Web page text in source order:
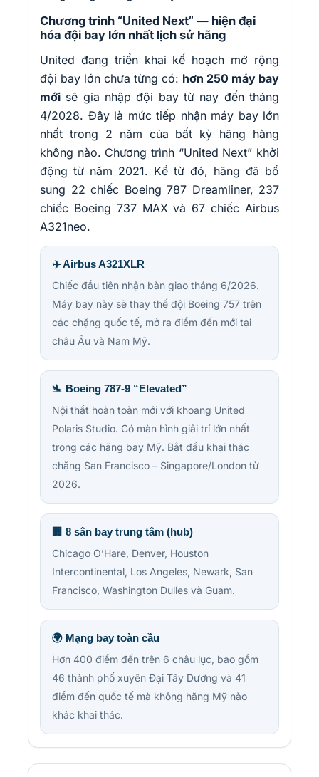
Chương trình “United Next” — hiện đại
hóa đội bay lớn nhất lịch sử hãng
United đang triển khai kế hoạch mở rộng
đội bay lớn chưa từng có: hơn 250 máy bay
mới sẽ gia nhập đội bay từ nay đến tháng
4/2028. Đây là mức tiếp nhận máy bay lớn
nhất trong 2 năm của bất kỳ hãng hàng
không nào. Chương trình “United Next” khởi
động từ năm 2021. Kể từ đó, hãng đã bổ
sung 22 chiếc Boeing 787 Dreamliner, 237
chiếc Boeing 737 MAX và 67 chiếc Airbus
A321neo.
✈️ Airbus A321XLR
Chiếc đầu tiên nhận bàn giao tháng 6/2026.
Máy bay này sẽ thay thế đội Boeing 757 trên
các chặng quốc tế, mở ra điểm đến mới tại
châu Âu và Nam Mỹ.
🛬 Boeing 787-9 “Elevated”
Nội thất hoàn toàn mới với khoang United
Polaris Studio. Có màn hình giải trí lớn nhất
trong các hãng bay Mỹ. Bắt đầu khai thác
chặng San Francisco – Singapore/London từ
2026.
🏢 8 sân bay trung tâm (hub)
Chicago O’Hare, Denver, Houston
Intercontinental, Los Angeles, Newark, San
Francisco, Washington Dulles và Guam.
🌍 Mạng bay toàn cầu
Hơn 400 điểm đến trên 6 châu lục, bao gồm
46 thành phố xuyên Đại Tây Dương và 41
điểm đến quốc tế mà không hãng Mỹ nào
khác khai thác.